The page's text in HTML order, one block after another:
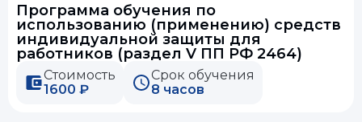
Программа обучения по
использованию (применению) средств
индивидуальной защиты для
работников (раздел V ПП РФ 2464)
Стоимость
1600 ₽
Срок обучения
8 часов